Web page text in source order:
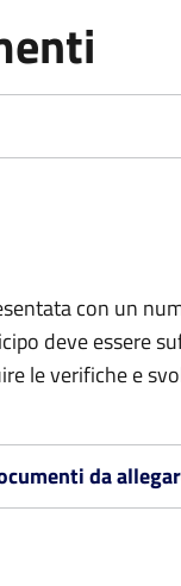
con un
deve essere
le verifiche e
da